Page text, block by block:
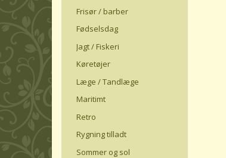
Frisør / barber
Fødselsdag
Jagt / Fiskeri
Køretøjer
Læge / Tandlæge
Maritimt
Retro
Rygning tilladt
Sommer og sol